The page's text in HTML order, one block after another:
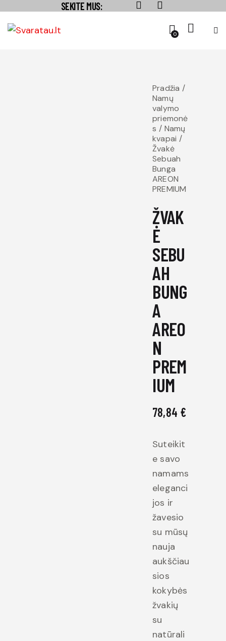
SEKITE MUS:
0
Pradžia
Namų
valymo
priemonė
s
Namų
kvapai
Žvakė
Sebuah
Bunga
AREON
PREMIUM
ŽVAK
Ė
SEBU
AH
BUNG
A
AREO
N
PREM
IUM
78,84 €
Suteikit
e savo
namams
eleganci
jos ir
žavesio
su mūsų
nauja
aukščiau
sios
kokybės
žvakių
su
natūrali